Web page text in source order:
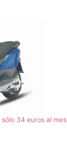
34 euros al mes